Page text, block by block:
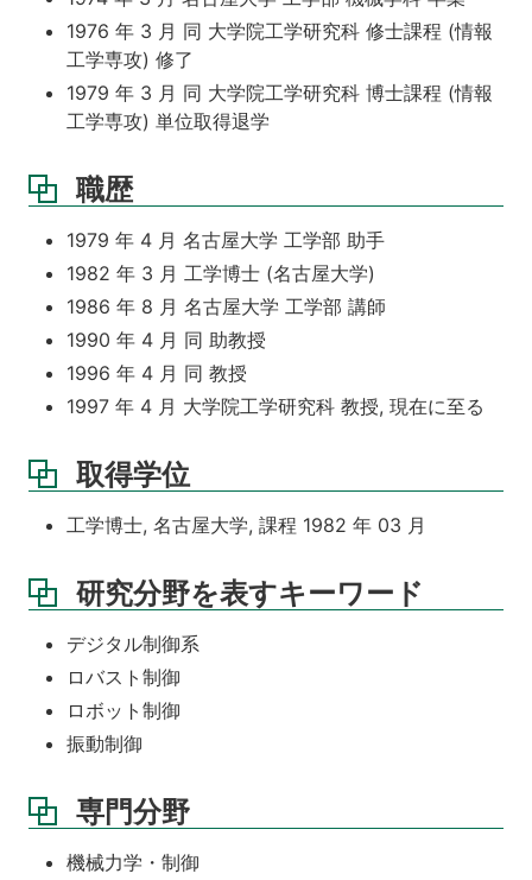
1976 年 3 月 同 大学院工学研究科 修士課程 (情報
工学専攻) 修了
1979 年 3 月 同 大学院工学研究科 博士課程 (情報
工学専攻) 単位取得退学
職歴
1979 年 4 月 名古屋大学 工学部 助手
1982 年 3 月 工学博士 (名古屋大学)
1986 年 8 月 名古屋大学 工学部 講師
1990 年 4 月 同 助教授
1996 年 4 月 同 教授
1997 年 4 月 大学院工学研究科 教授, 現在に至る
取得学位
工学博士, 名古屋大学, 課程 1982 年 03 月
研究分野を表すキーワード
デジタル制御系
ロバスト制御
ロボット制御
振動制御
専門分野
機械力学・制御